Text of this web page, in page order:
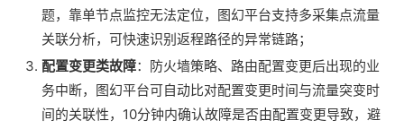
题，靠单节点监控无法定位，图幻平台支持多采集点流量
关联分析，可快速识别返程路径的异常链路；
配置变更类故障：防火墙策略、路由配置变更后出现的业
务中断，图幻平台可自动比对配置变更时间与流量突变时
间的关联性，10分钟内确认故障是否由配置变更导致，避